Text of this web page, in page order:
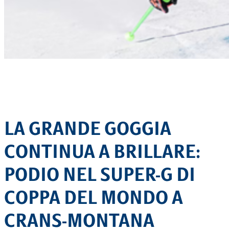
LA GRANDE GOGGIA
CONTINUA A BRILLARE:
PODIO NEL SUPER-G DI
COPPA DEL MONDO A
CRANS-MONTANA